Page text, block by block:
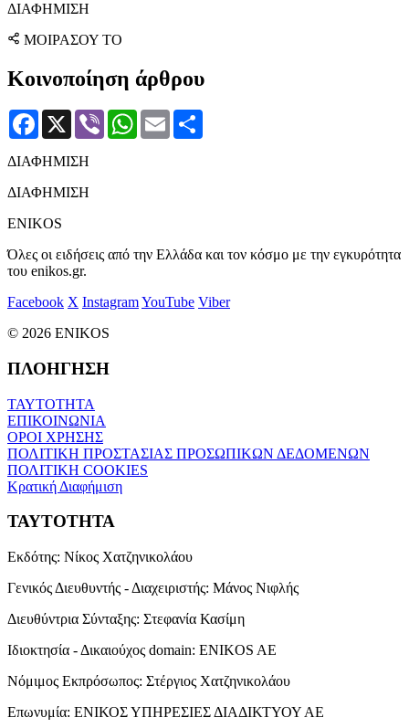
ΔΙΑΦΗΜΙΣΗ
ΜΟΙΡΑΣΟΥ ΤΟ
Κοινοποίηση άρθρου
Facebook
X Viber WhatsApp
Email
ΔΙΑΦΗΜΙΣΗ
ΔΙΑΦΗΜΙΣΗ
ENIKOS
Όλες οι ειδήσεις από την Ελλάδα και τον κόσμο με την εγκυρότητα
του enikos.gr.
Facebook X InstagramYouTube Viber
© 2026 ENIKOS
ΠΛΟΗΓΗΣΗ
ΤΑΥΤΟΤΗΤΑ
ΕΠΙΚΟΙΝΩΝΙΑ
ΟΡΟΙ ΧΡΗΣΗΣ
ΠΟΛΙΤΙΚΗ ΠΡΟΣΤΑΣΙΑΣ ΠΡΟΣΩΠΙΚΩΝ ΔΕΔΟΜΕΝΩΝ
ΠΟΛΙΤΙΚΗ COOKIES
Κρατική Διαφήμιση
ΤΑΥΤΟΤΗΤΑ
Εκδότης: Νίκος Χατζηνικολάου
Γενικός Διευθυντής - Διαχειριστής: Μάνος Νιφλής
Διευθύντρια Σύνταξης: Στεφανία Κασίμη
Ιδιοκτησία - Δικαιούχος domain: ENIKOS AE
Νόμιμος Εκπρόσωπος: Στέργιος Χατζηνικολάου
Επωνυμία: ΕΝΙΚΟΣ ΥΠΗΡΕΣΙΕΣ ΔΙΑΔΙΚΤΥΟΥ ΑΕ